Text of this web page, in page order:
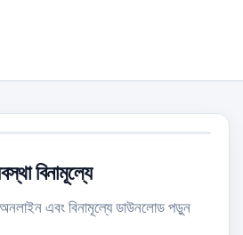
বিনামূল্যে
অনলাইন এবং বিনামূল্যে ডাউনলোড পড়ুন